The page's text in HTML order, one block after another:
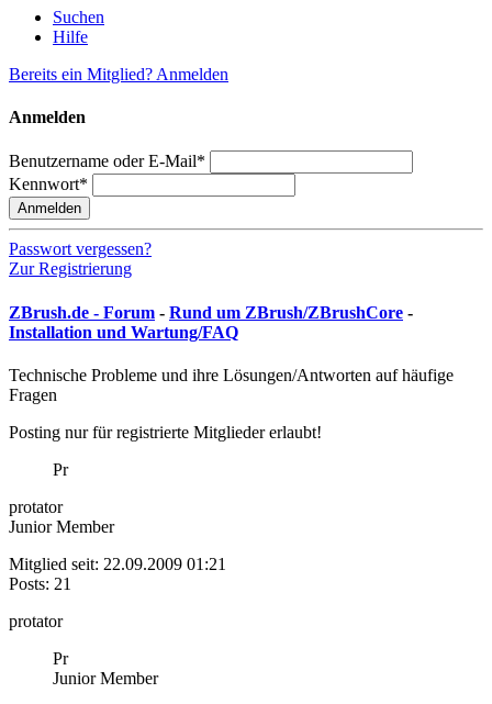
Suchen
Hilfe
Bereits ein Mitglied? Anmelden
Anmelden
Benutzername oder E-Mail*
Kennwort*
Anmelden
Passwort vergessen?
Zur Registrierung
ZBrush.de - Forum - Rund um ZBrush/ZBrushCore -
Installation und Wartung/FAQ
Technische Probleme und ihre Lösungen/Antworten auf häufige
Fragen
Posting nur für registrierte Mitglieder erlaubt!
Pr
protator
Junior Member
Mitglied seit: 22.09.2009 01:21
Posts: 21
protator
Pr
Junior Member